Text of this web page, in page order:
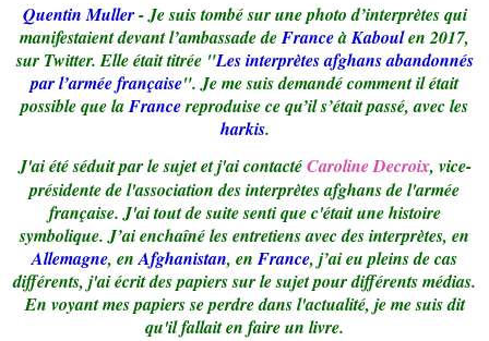
Quentin Muller- Je suis tombé sur une photo d’interprètes qui
manifestaient devant l’ambassade deFranceàKaboulen 2017,
sur Twitter. Elle était titrée "Les interprètes afghans abandonnés
par l’armée française". Je me suis demandé comment il était
possible que laFrancereproduise ce qu’il s’était passé, avec les
harkis.
J'ai été séduit par le sujet et j'ai contactéCaroline Decroix, vice-
présidente de l'association des interprètes afghans de l'armée
française. J'ai tout de suite senti que c'était une histoire
symbolique. J’ai enchaîné les entretiens avec des interprètes, en
Allemagne, enAfghanistan, enFrance, j’ai eu pleins de cas
différents, j'ai écrit des papiers sur le sujet pour différents médias.
En voyant mes papiers se perdre dans l'actualité, je me suis dit
qu'il fallait en faire un livre.